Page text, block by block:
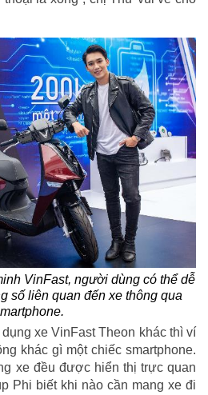
VinFast, người dùng có thể dễ
số liên quan đến xe thông qua
xe VinFast Theon khác thì ví
khác gì một chiếc smartphone.
xe đều được hiển thị trực quan
Phi biết khi nào cần mang xe đi